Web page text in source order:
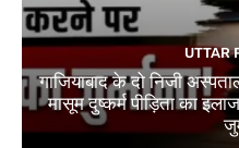
UTTAR
गाजियाबाद के दो निजी
मासूम दुष्कर्म पीड़िता का